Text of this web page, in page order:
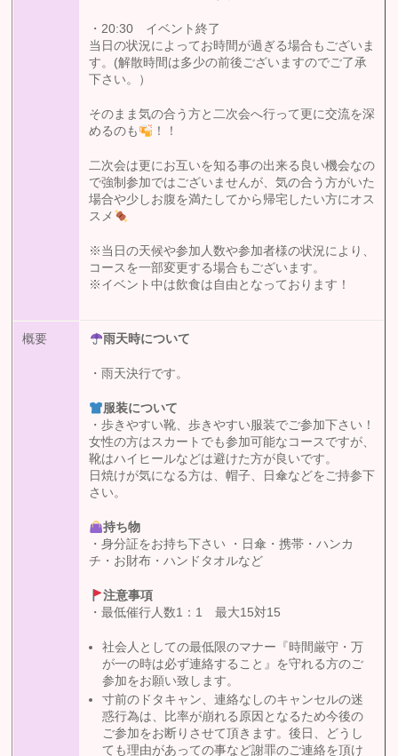
・20:30 イベント終了
当日の状況によってお時間が過ぎる場合もございま
す。(解散時間は多少の前後ございますのでご了承
下さい。）
そのまま気の合う方と二次会へ行って更に交流を深
めるのも
！！
二次会は更にお互いを知る事の出来る良い機会なの
で強制参加ではございませんが、気の合う方がいた
場合や少しお腹を満たしてから帰宅したい方にオス
スメ
※当日の天候や参加人数や参加者様の状況により、
コースを一部変更する場合もございます。
※イベント中は飲食は自由となっております！
概要 雨天時について
・雨天決行です。
服装について
・歩きやすい靴、歩きやすい服装でご参加下さい！
女性の方はスカートでも参加可能なコースですが、
靴はハイヒールなどは避けた方が良いです。
日焼けが気になる方は、帽子、日傘などをご持参下
さい。
持ち物
・身分証をお持ち下さい ・日傘・携帯・ハンカ
チ・お財布・ハンドタオルなど
注意事項
・最低催行人数1：1 最大15対15
社会人としての最低限のマナー『時間厳守・万
が一の時は必ず連絡すること』を守れる方のご
参加をお願い致します。
寸前のドタキャン、連絡なしのキャンセルの迷
惑行為は、比率が崩れる原因となるため今後の
ご参加をお断りさせて頂きます。後日、どうし
ても理由があっての事など謝罪のご連絡を頂け